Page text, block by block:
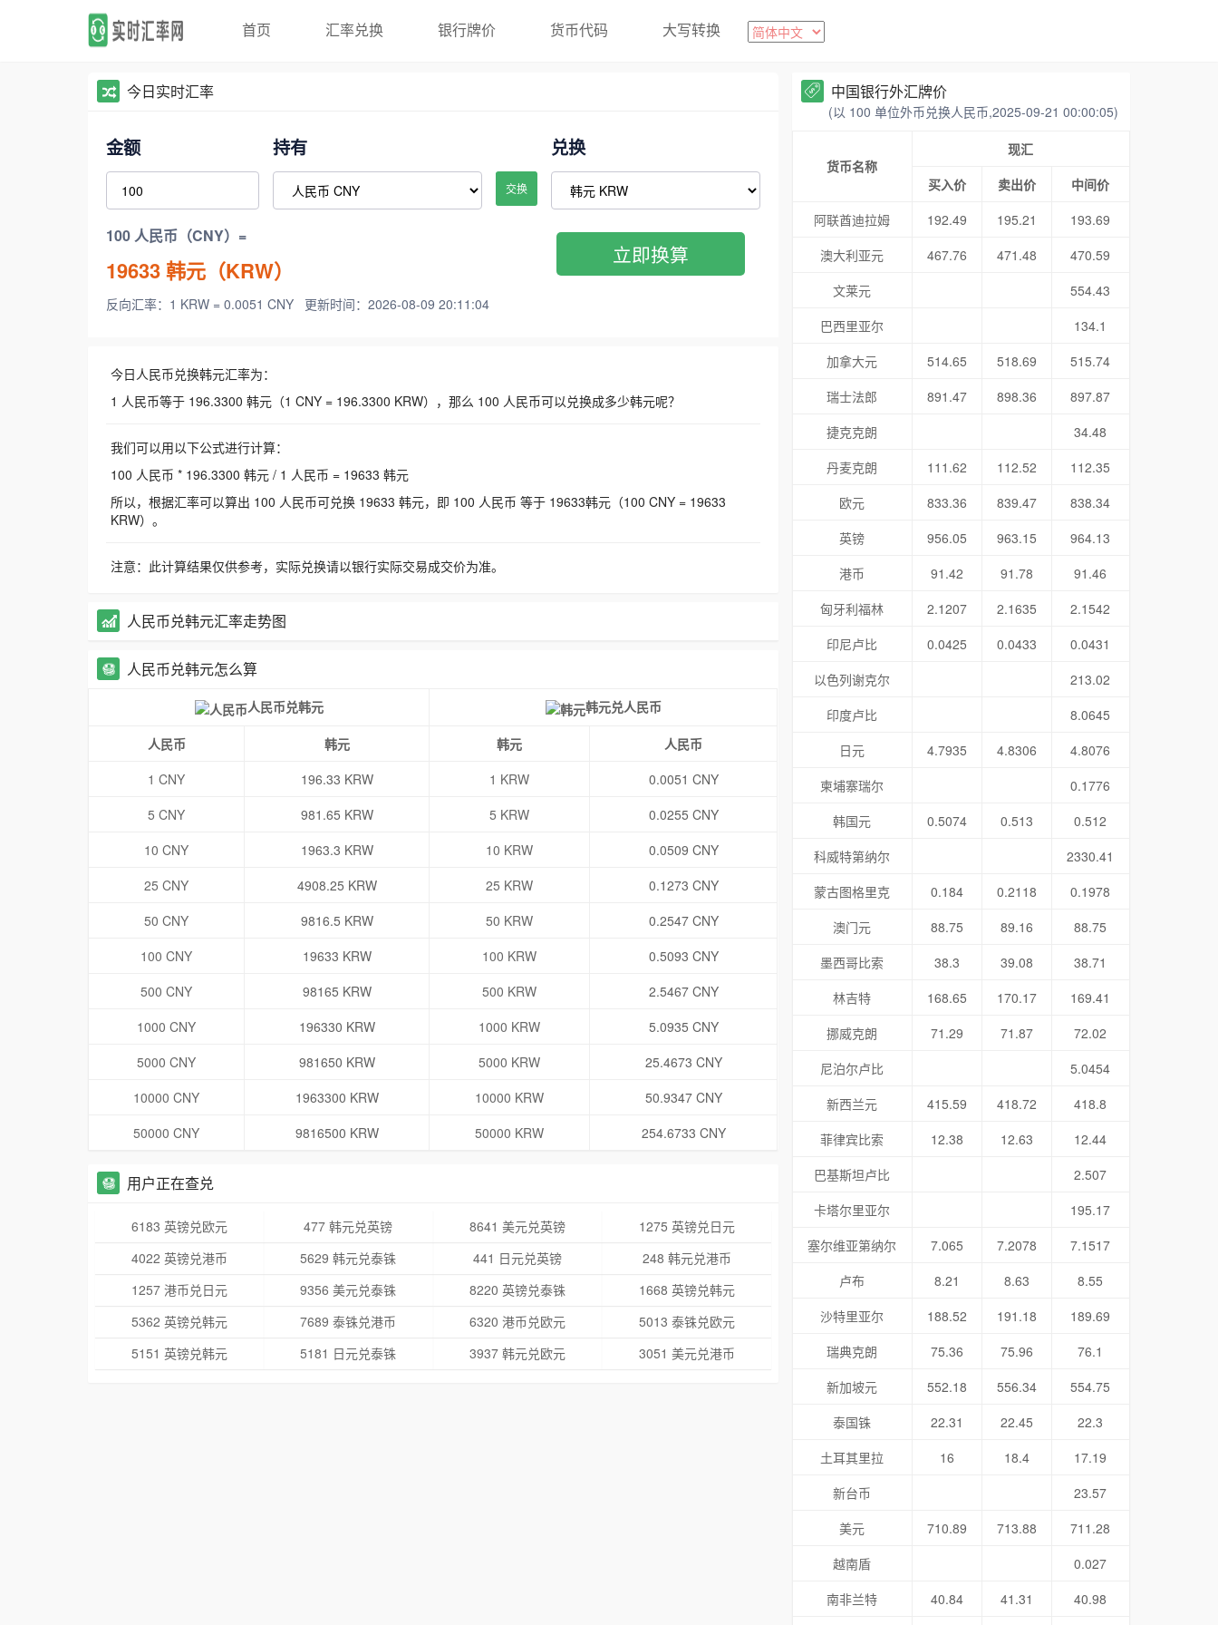
首页 汇率兑换 银行牌价 货币代码 大写转换
今日实时汇率
金额 持有
交换
兑换
100 人民币（CNY）=
19633韩元（KRW）
反向汇率：1 KRW = 0.0051 CNY 更新时间：2026-08-09 20:11:04
立即换算
今日人民币兑换韩元汇率为：
1 人民币等于 196.3300 韩元（1 CNY = 196.3300 KRW），那么 100 人民币可以兑换成多少韩元呢？
我们可以用以下公式进行计算：
100 人民币 * 196.3300 韩元 / 1 人民币 = 19633 韩元
所以，根据汇率可以算出 100 人民币可兑换 19633 韩元，即 100 人民币 等于 19633韩元（100 CNY = 19633
KRW）。
注意：此计算结果仅供参考，实际兑换请以银行实际交易成交价为准。
人民币兑韩元汇率走势图
人民币兑韩元怎么算
人民币兑韩元 韩元兑人民币
人民币 韩元 韩元
人民币
1 CNY
196.33 KRW 1 KRW
0.0051 CNY
5 CNY
981.65 KRW 5 KRW
0.0255 CNY
10 CNY
1963.3 KRW 10 KRW
0.0509 CNY
25 CNY
4908.25 KRW 25 KRW
0.1273 CNY
50 CNY
9816.5 KRW 50 KRW
0.2547 CNY
100 CNY
19633 KRW 100 KRW
0.5093 CNY
500 CNY
98165 KRW 500 KRW
2.5467 CNY
1000 CNY
196330 KRW 1000 KRW
5.0935 CNY
5000 CNY
981650 KRW 5000 KRW
25.4673 CNY
10000 CNY
1963300 KRW 10000 KRW
50.9347 CNY
50000 CNY
9816500 KRW 50000 KRW 254.6733 CNY
用户正在查兑
6183 英镑兑欧元 477 韩元兑英镑 8641 美元兑英镑
1275 英镑兑日元
4022 英镑兑港币
5629 韩元兑泰铢 441 日元兑英镑
248 韩元兑港币
1257 港币兑日元
9356 美元兑泰铢 8220 英镑兑泰铢
1668 英镑兑韩元
5362 英镑兑韩元
7689 泰铢兑港币 6320 港币兑欧元
5013 泰铢兑欧元
5151 英镑兑韩元
5181 日元兑泰铢 3937 韩元兑欧元 3051 美元兑港币
中国银行外汇牌价
(以 100 单位外币兑换人民币,2025-09-21 00:00:05)
货币名称
现汇
买入价
卖出价
中间价
阿联酋迪拉姆
192.49 195.21
193.69
澳大利亚元
467.76 471.48
470.59
文莱元
554.43
巴西里亚尔
134.1
加拿大元
514.65 518.69
515.74
瑞士法郎
891.47 898.36
897.87
捷克克朗
34.48
丹麦克朗
111.62 112.52
112.35
欧元
833.36 839.47
838.34
英镑
956.05 963.15
964.13
港币
91.42 91.78
91.46
匈牙利福林
2.1207 2.1635
2.1542
印尼卢比
0.0425 0.0433
0.0431
以色列谢克尔
213.02
印度卢比
8.0645
日元
4.7935 4.8306
4.8076
柬埔寨瑞尔
0.1776
韩国元
0.5074 0.513
0.512
科威特第纳尔
2330.41
蒙古图格里克
0.184 0.2118
0.1978
澳门元
88.75 89.16
88.75
墨西哥比索
38.3 39.08
38.71
林吉特
168.65 170.17
169.41
挪威克朗
71.29 71.87
72.02
尼泊尔卢比
5.0454
新西兰元
415.59 418.72
418.8
菲律宾比索
12.38 12.63
12.44
巴基斯坦卢比
2.507
卡塔尔里亚尔
195.17
塞尔维亚第纳尔
7.065 7.2078
7.1517
卢布
8.21 8.63
8.55
沙特里亚尔
188.52 191.18
189.69
瑞典克朗
75.36 75.96
76.1
新加坡元
552.18 556.34
554.75
泰国铢
22.31 22.45
22.3
土耳其里拉
16 18.4
17.19
新台币
23.57
美元
710.89 713.88
711.28
越南盾
0.027
南非兰特
40.84 41.31 40.98